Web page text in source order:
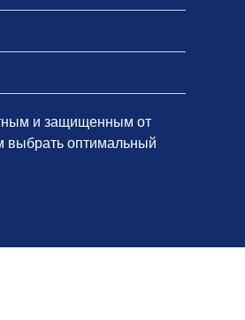
и защищенным от
оптимальный